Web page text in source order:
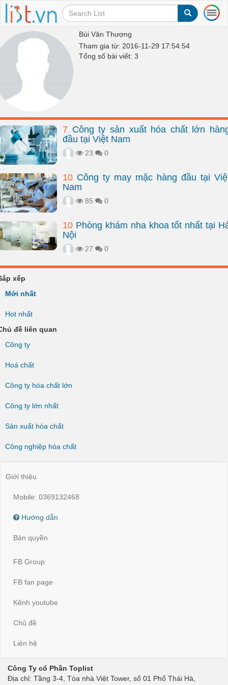
T
o
a
t
Bùi Văn Thượng
Tham gia từ: 2016-11-29 17:54:54
Tổng số bài viết: 3
7 Công ty sản xuất hóa chất lớn
đầu tại Việt Nam
23 0
10 Công ty may mặc hàng đầu tại
Nam
85 0
10 Phòng khám nha khoa tốt nhất tại
Nội
27 0
xếp
Mới nhất
Hot nhất
đề liên quan
Công ty
Hoá chất
Công ty hóa chất lớn
Công ty lớn nhất
Sản xuất hóa chất
Công nghiệp hóa chất
Giới thiệu
Mobile: 0369132468
Hướng dẫn
Bản quyền
FB Group
FB fan page
Kênh youtube
Chủ đề
Liên hệ
Công Ty cổ Phần Toplist
Địa chỉ: Tầng 3-4, Tòa nhà Việt Tower, số 01 Phố Thái Hà,